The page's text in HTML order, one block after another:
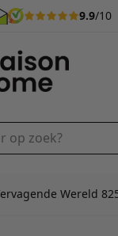
9.9/10
Wereld